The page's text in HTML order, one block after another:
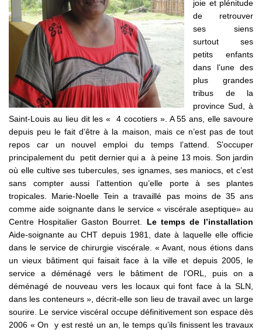
joie et plénitude
de retrouver
ses siens
surtout ses
petits enfants
dans l’une des
plus grandes
tribus de la
province Sud, à
Saint-Louis au lieu dit les « 4 cocotiers ». A 55 ans, elle savoure
depuis peu le fait d’être à la maison, mais ce n’est pas de tout
repos car un nouvel emploi du temps l’attend. S’occuper
principalement du petit dernier qui a à peine 13 mois. Son jardin
où elle cultive ses tubercules, ses ignames, ses maniocs, et c’est
sans compter aussi l’attention qu’elle porte à ses plantes
tropicales. Marie-Noelle Tein a travaillé pas moins de 35 ans
comme aide soignante dans le service « viscérale aseptique» au
Centre Hospitalier Gaston Bourret. Le temps de l’installation
Aide-soignante au CHT depuis 1981, date à laquelle elle officie
dans le service de chirurgie viscérale. « Avant, nous étions dans
un vieux bâtiment qui faisait face à la ville et depuis 2005, le
service a déménagé vers le bâtiment de l’ORL, puis on a
déménagé de nouveau vers les locaux qui font face à la SLN,
dans les conteneurs », décrit-elle son lieu de travail avec un large
sourire. Le service viscéral occupe définitivement son espace dès
2006 « On y est resté un an, le temps qu’ils finissent les travaux